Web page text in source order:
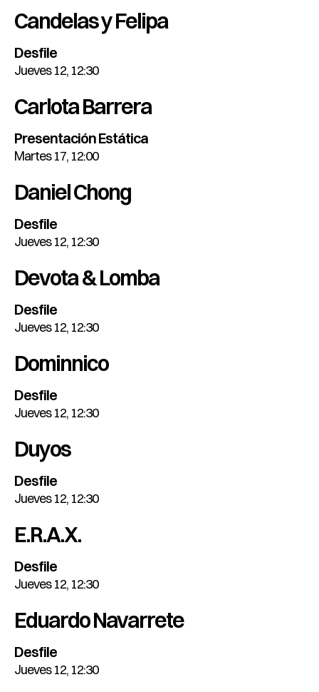
Candelas y Felipa
Desfile
Jueves 12, 12:30
Carlota Barrera
Presentación Estática
Martes 17, 12:00
Daniel Chong
Desfile
Jueves 12, 12:30
Devota & Lomba
Desfile
Jueves 12, 12:30
Dominnico
Desfile
Jueves 12, 12:30
Duyos
Desfile
Jueves 12, 12:30
E.R.A.X.
Desfile
Jueves 12, 12:30
Eduardo Navarrete
Desfile
Jueves 12, 12:30